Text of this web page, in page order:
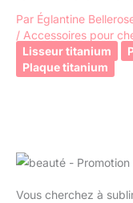
Par Églantine
/ Accessoires pour
Lisseur titanium
Plaque titanium
Vous cherchez à